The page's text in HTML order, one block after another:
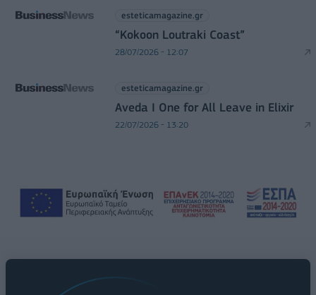
esteticamagazine.gr
“Kokoon Loutraki Coast”
28/07/2026 - 12:07
esteticamagazine.gr
Aveda I One for All Leave in Elixir
22/07/2026 - 13:20